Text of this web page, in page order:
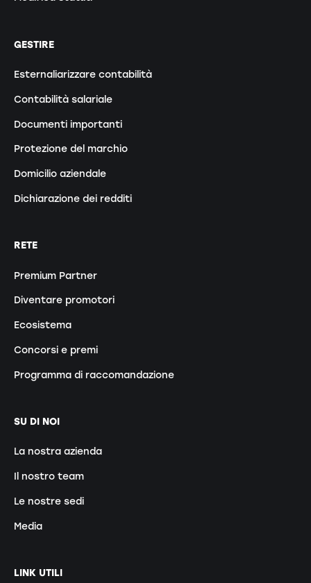
GESTIRE
Esternaliarizzare contabilità
Contabilità salariale
Documenti importanti
Protezione del marchio
Domicilio aziendale
Dichiarazione dei redditi
RETE
Premium Partner
Diventare promotori
Ecosistema
Concorsi e premi
Programma di raccomandazione
SU DI NOI
La nostra azienda
Il nostro team
Le nostre sedi
Media
LINK UTILI